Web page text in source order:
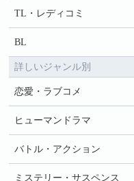
TL・レディコミ
BL
詳しいジャンル別
恋愛・ラブコメ
ヒューマンドラマ
バトル・アクション
ミステリー・サスペンス